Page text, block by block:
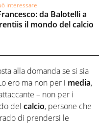
interessare
da Balotelli a
il mondo del calcio
alla domanda se si sia
ero ma non per i media,
– non per i
del calcio, persone che
di prendersi le